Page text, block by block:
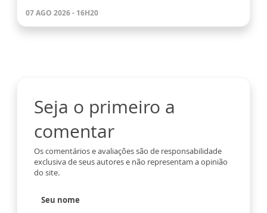
07 AGO 2026 - 16H20
Seja o primeiro a
comentar
Os comentários e avaliações são de responsabilidade
exclusiva de seus autores e não representam a opinião
do site.
Seu nome